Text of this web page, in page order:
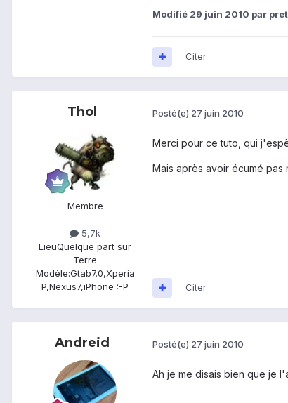
Modifié 29 juin 2010 par
Citer
Thol
Membre
5,7k
LieuQuelque part sur
Terre
Modèle:Gtab7.0,Xperia
P,Nexus7,iPhone :-P
Posté(e) 27 juin 2010
Merci pour ce tuto, qui
Mais après avoir écumé
Citer
Andreid Posté(e) 27 juin 2010
Ah je me disais bien que je